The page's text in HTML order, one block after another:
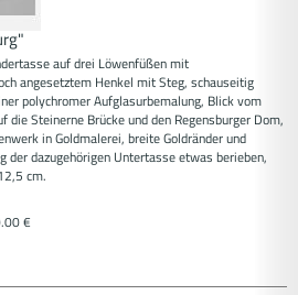
auf drei Löwenfüßen mit
angesetztem Henkel mit Steg, schauseitig
polychromer Aufglasurbemalung, Blick vom
die Steinerne Brücke und den Regensburger Dom,
in Goldmalerei, breite Goldränder und
der dazugehörigen Untertasse etwas berieben,
cm.
€